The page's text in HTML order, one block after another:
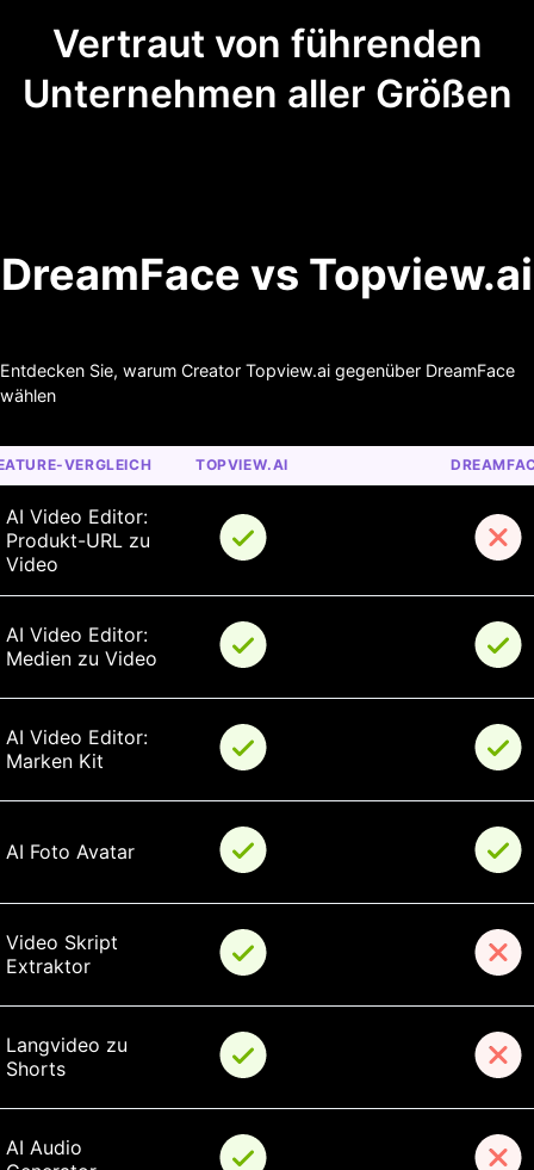
Vertraut von führenden
Unternehmen aller Größen
DreamFace vs Topview.ai
Entdecken Sie, warum Creator Topview.ai gegenüber DreamFace
wählen
VERGLEICH TOPVIEW.AI
AI Video Editor:
Produkt-URL zu
Video
AI Video Editor:
Medien zu Video
AI Video Editor:
Marken Kit
AI Foto Avatar
Video Skript
Extraktor
Langvideo zu
Shorts
AI Audio